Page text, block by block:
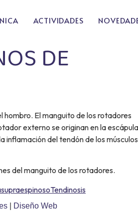
ACTIVIDADES
DE
El manguito de los rotadores
externo se originan en la
inflamación del tendón de los músculos
del manguito de los rotadores.
supraespinosoTendinosis
Diseño Web